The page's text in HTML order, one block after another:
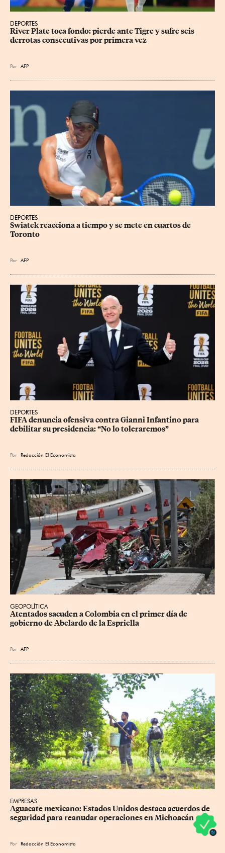
DEPORTES
River Plate toca fondo: pierde ante Tigre y sufre seis
derrotas consecutivas por primera vez
Por AFP
DEPORTES
Swiatek reacciona a tiempo y se mete en cuartos de
Toronto
Por AFP
DEPORTES
FIFA denuncia ofensiva contra Gianni Infantino para
debilitar su presidencia: “No lo toleraremos”
Por Redacción El Economista
GEOPOLÍTICA
Atentados sacuden a Colombia en el primer día de
gobierno de Abelardo de la Espriella
Por AFP
EMPRESAS
Aguacate mexicano: Estados Unidos destaca acuerdos de
seguridad para reanudar operaciones en Michoacán
Por Redacción El Economista